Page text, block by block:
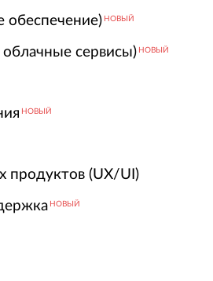
обеспечение) НОВЫЙ
сервисы) НОВЫЙ
НОВЫЙ
продуктов (UX/UI)
НОВЫЙ